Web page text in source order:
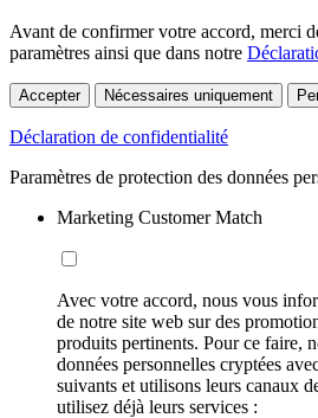
Avant de confirmer votre accord, merci
paramètres ainsi que dans notre
Accepter Nécessaires uniquement
Déclaration de confidentialité
Paramètres de protection des données
Marketing Customer Match
Avec votre accord, nous vous
de notre site web sur des
produits pertinents. Pour ce faire,
données personnelles cryptées
suivants et utilisons leurs canaux
utilisez déjà leurs services :